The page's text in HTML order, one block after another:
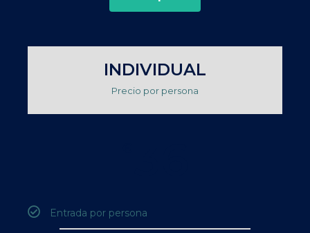
INDIVIDUAL
Precio por persona
Entrada por persona